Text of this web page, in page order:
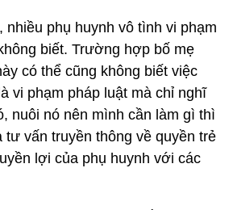
nhiều phụ huynh vô tình vi phạm
biết. Trường hợp bố mẹ
có thể cũng không biết việc
vi phạm pháp luật mà chỉ nghĩ
nuôi nó nên mình cần làm gì thì
tư vấn truyền thông về quyền trẻ
lợi của phụ huynh với các